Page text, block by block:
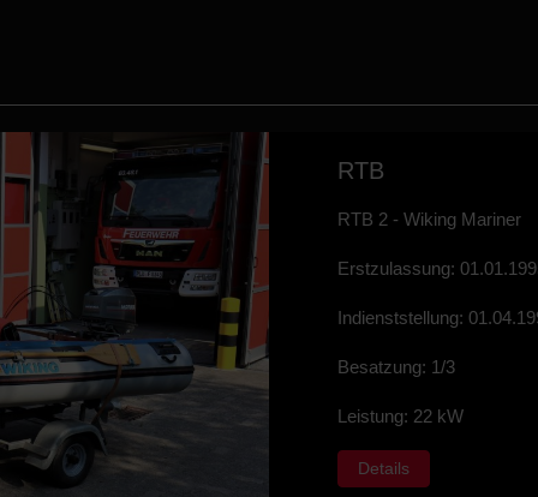
RTB
RTB 2 - Wiking Mariner
Erstzulassung:
Indienststellung:
Besatzung: 1/3
Leistung: 22 kW
Details